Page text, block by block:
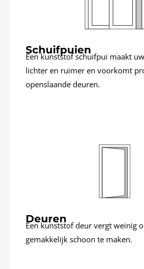
Schuifpuien
Een kunststof schuifpui maakt
lichter en ruimer en voorkomt
openslaande deuren.
Deuren
Een kunststof deur vergt weinig
gemakkelijk schoon te maken.